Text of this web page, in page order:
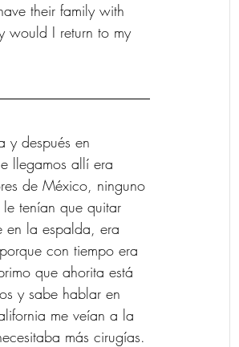
their family with
would I return to my
y después en
llegamos allí era
de México, ninguno
tenían que quitar
en la espalda, era
con tiempo era
que ahorita está
y sabe hablar en
me veían a la
más cirugías.